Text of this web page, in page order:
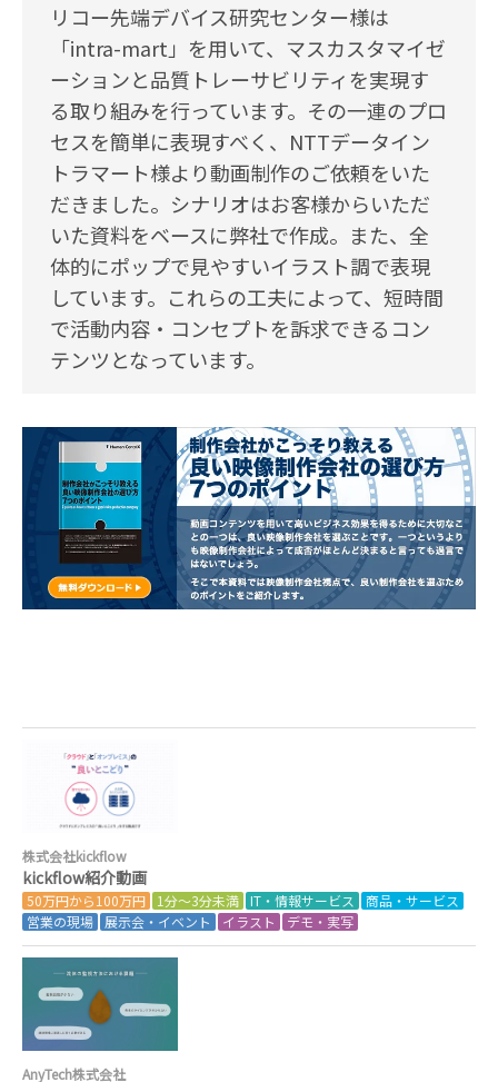
リコー先端デバイス研究センター様は
「intra-mart」を用いて、マスカスタマイゼ
ーションと品質トレーサビリティを実現す
る取り組みを行っています。その一連のプロ
セスを簡単に表現すべく、NTTデータイン
トラマート様より動画制作のご依頼をいた
だきました。シナリオはお客様からいただ
いた資料をベースに弊社で作成。また、全
体的にポップで見やすいイラスト調で表現
しています。これらの工夫によって、短時間
で活動内容・コンセプトを訴求できるコン
テンツとなっています。
株式会社kickflow
kickflow紹介動画
50万円から100万円 1分～3分未満 IT・情報サービス
商品・サービス
営業の現場
展示会・イベント イラスト デモ・実写
AnyTech株式会社